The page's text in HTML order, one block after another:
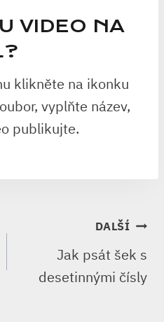
VIDEO NA
klikněte na ikonku
vyplňte název,
publikujte.
DALŠÍ
Jak psát šek s
desetinnými čísly